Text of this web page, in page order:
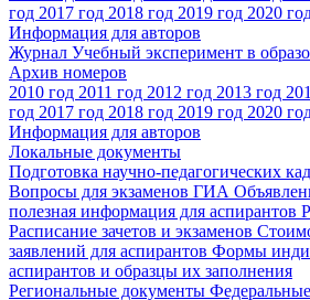
год 2017 год 2018 год 2019 год 2020
Информация для авторов
Журнал Учебный эксперимент в
Архив номеров
2010 год 2011 год 2012 год 2013 год
год 2017 год 2018 год 2019 год 2020
Информация для авторов
Локальные документы
Подготовка научно-педагогических
Вопросы для экзаменов ГИА
полезная информация для аспирантов
Расписание зачетов и экзаменов
заявлений для аспирантов Формы
аспирантов и образцы их заполнения
Региональные документы